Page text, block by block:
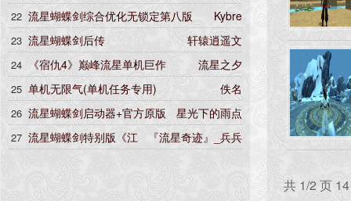
共 1/2 页
念江湖》全套珍藏集
22 Kybre
流星蝴蝶剑综合优化无锁定第八版
23 轩辕逍遥文
流星蝴蝶剑后传
24 流星之夕
《宿仇4》巅峰流星单机巨作
25 佚名
单机无限气(单机任务专用)
26 星光下的雨点
流星蝴蝶剑启动器+官方原版
+流星后传
27 『流星奇迹』_兵兵
流星蝴蝶剑特别版《江